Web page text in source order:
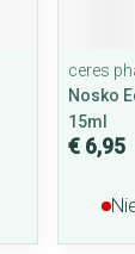
ceres
Nosko
15ml
€ 6,95